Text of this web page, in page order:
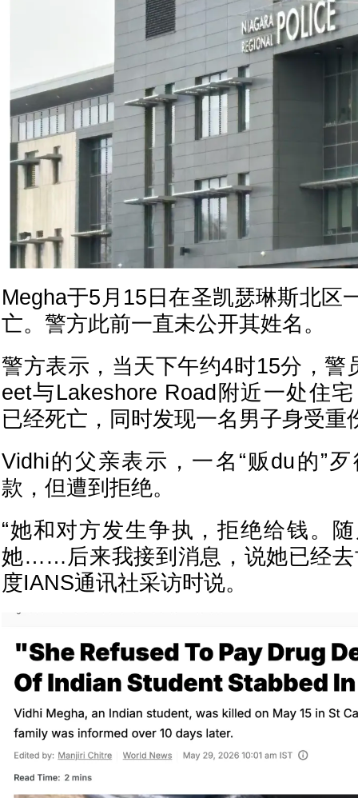
Megha于5月15日在圣凯瑟琳斯北区
亡。警方此前一直未公开其姓名。
警方表示，当天下午约4时15分，警
eet与Lakeshore Road附近一处住
已经死亡，同时发现一名男子身受重
Vidhi的父亲表示，一名“贩du的”
款，但遭到拒绝。
“她和对方发生争执，拒绝给钱。
她……后来我接到消息，说她已经去
度IANS通讯社采访时说。